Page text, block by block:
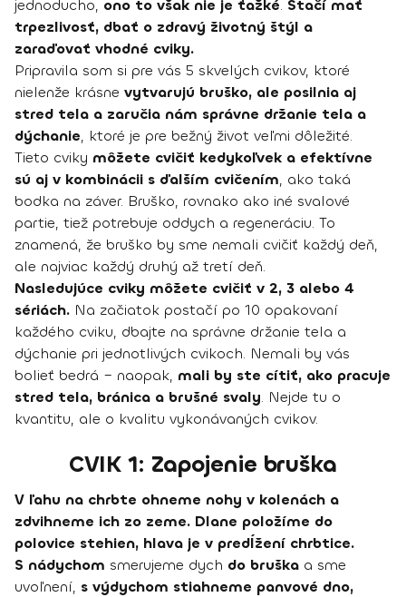
jednoducho, ono to však nie je ťažké. Stačí mať
trpezlivosť, dbať o zdravý životný štýl a
zaraďovať vhodné cviky.
Pripravila som si pre vás 5 skvelých cvikov, ktoré
nielenže krásne vytvarujú bruško, ale posilnia aj
stred tela a zaručia nám správne držanie tela a
dýchanie, ktoré je pre bežný život veľmi dôležité.
Tieto cviky môžete cvičiť kedykoľvek a efektívne
sú aj v kombinácii s ďalším cvičením, ako taká
bodka na záver. Bruško, rovnako ako iné svalové
partie, tiež potrebuje oddych a regeneráciu. To
znamená, že bruško by sme nemali cvičiť každý deň,
ale najviac každý druhý až tretí deň.
Nasledujúce cviky môžete cvičiť v 2, 3 alebo 4
sériách. Na začiatok postačí po 10 opakovaní
každého cviku, dbajte na správne držanie tela a
dýchanie pri jednotlivých cvikoch. Nemali by vás
bolieť bedrá – naopak, mali by ste cítiť, ako pracuje
stred tela, bránica a brušné svaly. Nejde tu o
kvantitu, ale o kvalitu vykonávaných cvikov.
CVIK 1: Zapojenie bruška
V ľahu na chrbte ohneme nohy v kolenách a
zdvihneme ich zo zeme. Dlane položíme do
polovice stehien, hlava je v predĺžení chrbtice.
S nádychom smerujeme dych do bruška a sme
uvoľnení, s výdychom stiahneme panvové dno,